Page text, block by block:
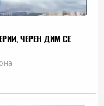
ЧЕРЕН ДИМ СЕ